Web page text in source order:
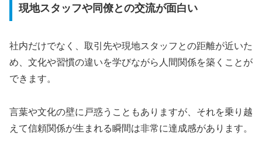
現地スタッフや同僚との交流が面白い
社内だけでなく、取引先や現地スタッフとの距離が近いた
め、文化や習慣の違いを学びながら人間関係を築くことが
できます。
言葉や文化の壁に戸惑うこともありますが、それを乗り越
えて信頼関係が生まれる瞬間は非常に達成感があります。